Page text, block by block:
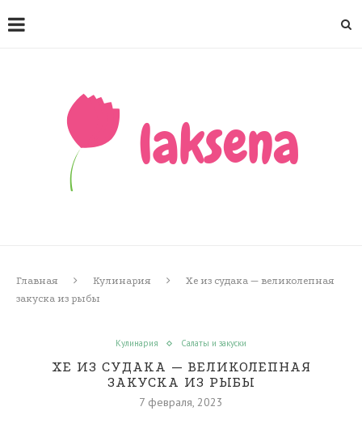
Главная Кулинария
Хе из судака — великолепная
закуска из рыбы
Кулинария Салаты и закуски
ХЕ ИЗ СУДАКА — ВЕЛИКОЛЕПНАЯ
ЗАКУСКА ИЗ РЫБЫ
7 февраля, 2023